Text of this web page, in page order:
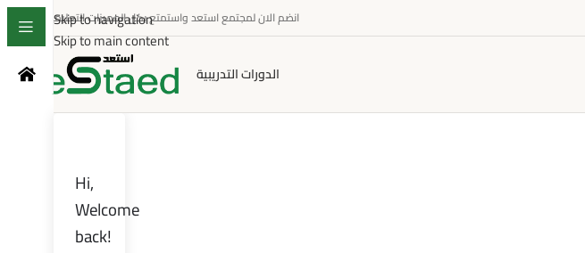
Skip to navigation
Skip to main content
انضم الان لمجتمع استعد واستمتع بكل المميزات التعليمية
الدورات التدريبية
Hi,
Welcome
back!